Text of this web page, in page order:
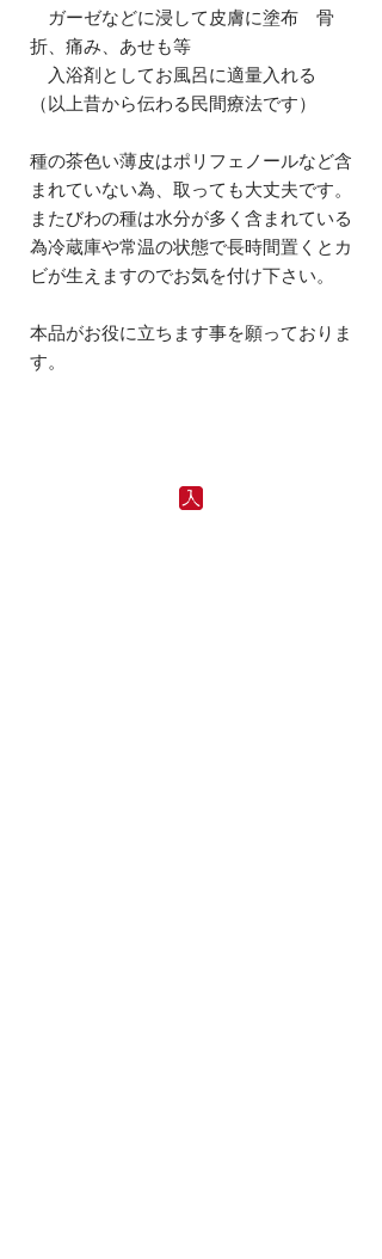
ガーゼなどに浸して皮膚に塗布 骨
折、痛み、あせも等
入浴剤としてお風呂に適量入れる
（以上昔から伝わる民間療法です）
種の茶色い薄皮はポリフェノールなど含
まれていない為、取っても大丈夫です。
またびわの種は水分が多く含まれている
為冷蔵庫や常温の状態で長時間置くとカ
ビが生えますのでお気を付け下さい。
本品がお役に立ちます事を願っておりま
す。